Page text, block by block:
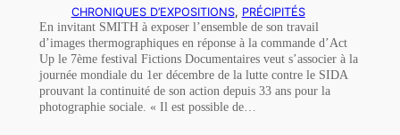
CHRONIQUES D’EXPOSITIONS, PRÉCIPITÉS
En invitant SMITH à exposer l’ensemble de son travail
d’images thermographiques en réponse à la commande d’Act
Up le 7ème festival Fictions Documentaires veut s’associer à la
journée mondiale du 1er décembre de la lutte contre le SIDA
prouvant la continuité de son action depuis 33 ans pour la
photographie sociale. « Il est possible de…